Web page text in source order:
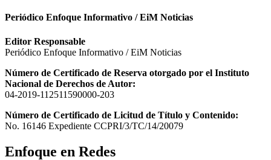
Periódico Enfoque Informativo / EiM Noticias
Editor Responsable
Periódico Enfoque Informativo / EiM Noticias
Número de Certificado de Reserva otorgado por el Instituto
Nacional de Derechos de Autor:
04-2019-112511590000-203
Número de Certificado de Licitud de Título y Contenido:
No. 16146 Expediente CCPRI/3/TC/14/20079
Enfoque en Redes